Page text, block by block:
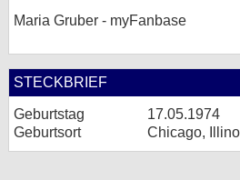
Maria Gruber - myFanbase
STECKBRIEF
Geburtstag
17.05.1974
Geburtsort
Chicago,